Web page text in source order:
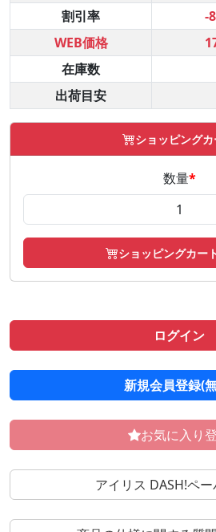
割引率 -
WEB価格
在庫数
出荷目安
ショッピングカ
数量*
ショッピングカー
ログイン
新規会員登録(
お気に入り
アイリス DASH!ペ